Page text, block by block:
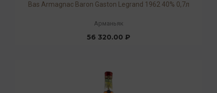
Bas Armagnac Baron Gaston Legrand 1962 40% 0,7л
Арманьяк
56 320.00 ₽